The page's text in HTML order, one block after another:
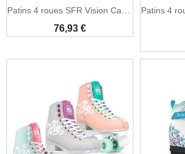
Patins 4 roues SFR Vision Canvas imprimé floral
76,93 €